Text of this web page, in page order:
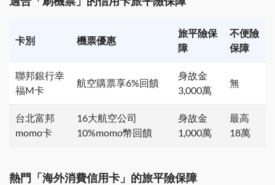
卡別 機票優惠
旅平險保
障
不便險
保障
聯邦銀行幸
福M卡
航空購票享6%回饋
身故金
3,000萬
無
台北富邦
momo卡
16大航空公司
10%momo幣回饋
身故金
1,000萬
最高
18萬
熱門「海外消費信用卡」的旅平險保障